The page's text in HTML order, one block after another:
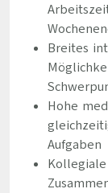
Breites
Hohe
Aufgaben